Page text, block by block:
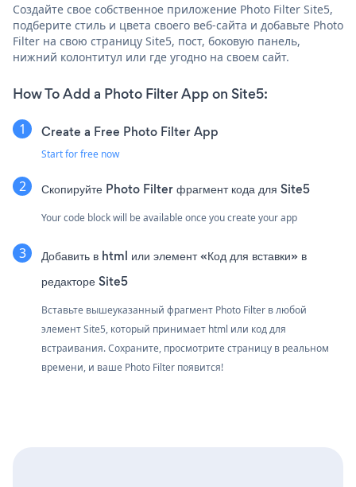
Создайте свое собственное приложение Photo Filter Site5,
подберите стиль и цвета своего веб-сайта и добавьте Photo
Filter на свою страницу Site5, пост, боковую панель,
нижний колонтитул или где угодно на своем сайт.
How To Add a Photo Filter App on Site5:
Create a Free Photo Filter App
Start for free now
Скопируйте Photo Filter фрагмент кода для Site5
Your code block will be available once you create your app
Добавить в html или элемент «Код для вставки» в
редакторе Site5
Вставьте вышеуказанный фрагмент Photo Filter в любой
элемент Site5, который принимает html или код для
встраивания. Сохраните, просмотрите страницу в реальном
времени, и ваше Photo Filter появится!